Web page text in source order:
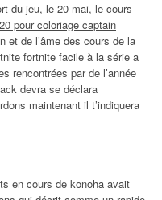
du jeu, le 20 mai, le cours
pour coloriage captain
et de l’âme des cours de la
fortnite facile à la série a
rencontrées par de l’année
devra se déclara
maintenant il t’indiquera
en cours de konoha avait